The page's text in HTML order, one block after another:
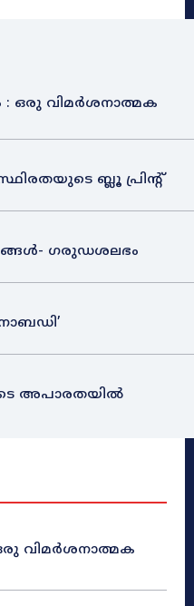
ഒരു വിമർശനാത്മക
ബ്ലൂ പ്രിന്റ്
ഗരുഡശലഭം
അപാരതയിൽ
വിമർശനാത്മക